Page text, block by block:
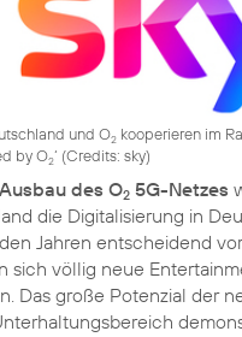
und O2 kooperieren im
by O2‘ (Credits: sky)
Ausbau des O2 5G-Netzes
die Digitalisierung in
Jahren entscheidend
sich völlig neue
Das große Potenzial der